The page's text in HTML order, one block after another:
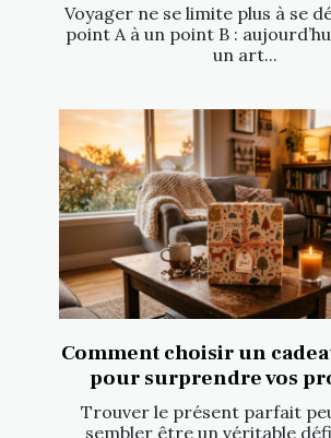
Voyager ne se limite plus à se
point A à un point B :
un art...
Comment choisir un
pour surprendre vos
Trouver le présent parfait
sembler être un véritable